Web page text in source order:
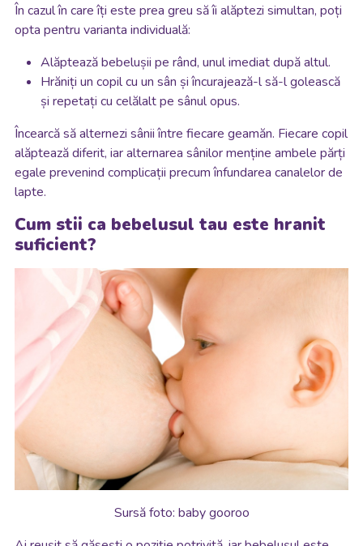
În cazul în care îți este prea greu să îi alăptezi simultan, poți
opta pentru varianta individuală:
Alăptează bebelușii pe rând, unul imediat după altul.
Hrăniți un copil cu un sân și încurajează-l să-l golească
și repetați cu celălalt pe sânul opus.
Încearcă să alternezi sânii între fiecare geamăn. Fiecare copil
alăptează diferit, iar alternarea sânilor menține ambele părți
egale prevenind complicații precum înfundarea canalelor de
lapte.
Cum stii ca bebelusul tau este hranit
suficient?
Sursă foto: baby gooroo